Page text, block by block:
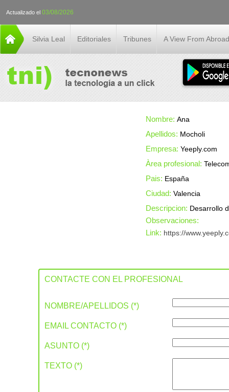
Actualizado el 03/08/2026
Silvia Leal Editoriales Tribunes A View From Abroad
Nombre:Ana
Apellidos: Mocholi
Empresa:Yeeply.com
Àrea profesional:
Pais: España
Ciudad:Valencia
Descripcion: Desarrollo
Observaciones:
Link: https://
CONTACTE CON EL PROFESIONAL
NOMBRE/APELLIDOS (*)
EMAIL CONTACTO (*)
ASUNTO (*)
TEXTO (*)